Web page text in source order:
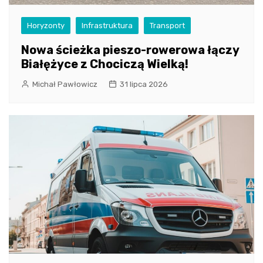
Horyzonty Infrastruktura Transport
Nowa ścieżka pieszo-rowerowa łączy
Białężyce z Chociczą Wielką!
Michał Pawłowicz 31 lipca 2026